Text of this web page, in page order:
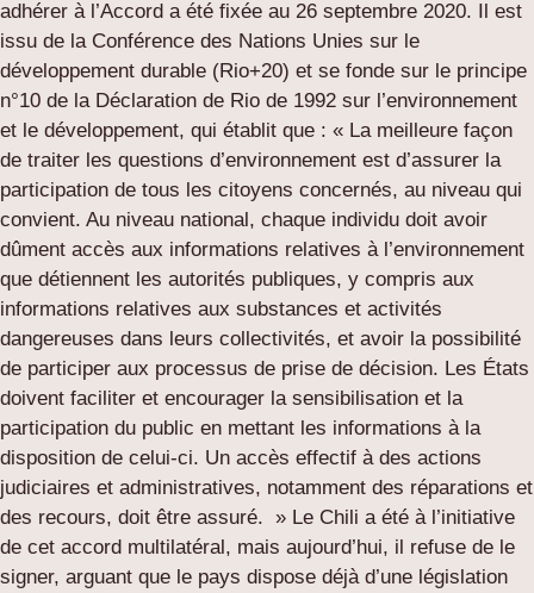
adhérer à l’Accord a été fixée au 26 septembre 2020. Il est
issu de la Conférence des Nations Unies sur le
développement durable (Rio+20) et se fonde sur le principe
n°10 de la Déclaration de Rio de 1992 sur l’environnement
et le développement, qui établit que : « La meilleure façon
de traiter les questions d’environnement est d’assurer la
participation de tous les citoyens concernés, au niveau qui
convient. Au niveau national, chaque individu doit avoir
dûment accès aux informations relatives à l’environnement
que détiennent les autorités publiques, y compris aux
informations relatives aux substances et activités
dangereuses dans leurs collectivités, et avoir la possibilité
de participer aux processus de prise de décision. Les États
doivent faciliter et encourager la sensibilisation et la
participation du public en mettant les informations à la
disposition de celui-ci. Un accès effectif à des actions
judiciaires et administratives, notamment des réparations et
des recours, doit être assuré. » Le Chili a été à l’initiative
de cet accord multilatéral, mais aujourd’hui, il refuse de le
signer, arguant que le pays dispose déjà d’une législation